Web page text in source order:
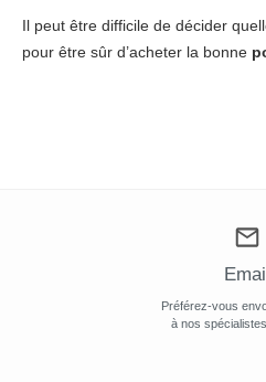
Il peut être difficile de décider
pour être sûr d’acheter la bonne
Préférez-vous
à nos